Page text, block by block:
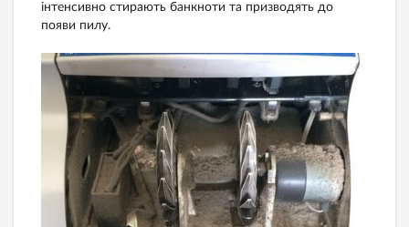
інтенсивно стирають банкноти та призводять до
появи пилу.